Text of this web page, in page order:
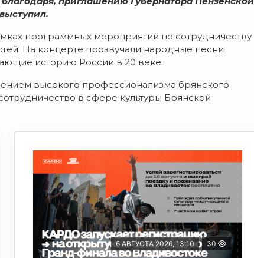
программных мероприятий по сотрудничеству
На концерте прозвучали народные песни
историю России в 20 веке.
высокого профессионализма брянского
в сфере культуры Брянской
6 АВГУСТА 2026, 13:10 30